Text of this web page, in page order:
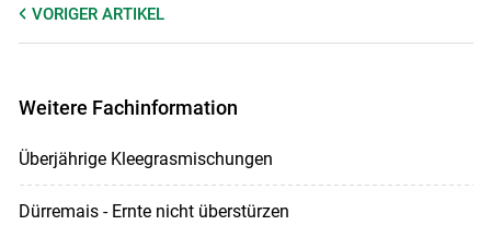
VORIGER ARTIKEL
Weitere Fachinformation
Überjährige Kleegrasmischungen
Dürremais - Ernte nicht überstürzen